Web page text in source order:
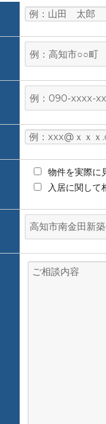
物件を実際に
入居に関して